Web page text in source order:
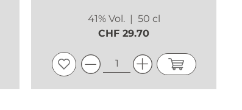
41% Vol. | 50 cl
CHF 29.70